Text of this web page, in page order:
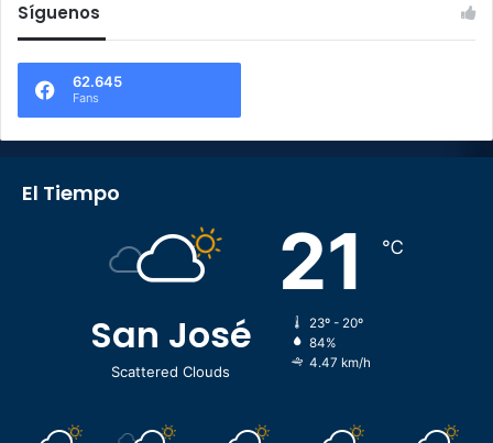
Síguenos
62.645
Fans
El Tiempo
San José
Scattered Clouds
21 ℃
23º - 20º
84%
4.47 km/h